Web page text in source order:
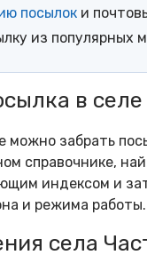
посылок и
из популярных
в
можно забрать
справочнике,
индексом и
и режима работы.
села